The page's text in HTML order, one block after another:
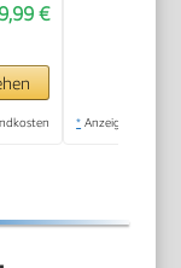
€
* Anzeige